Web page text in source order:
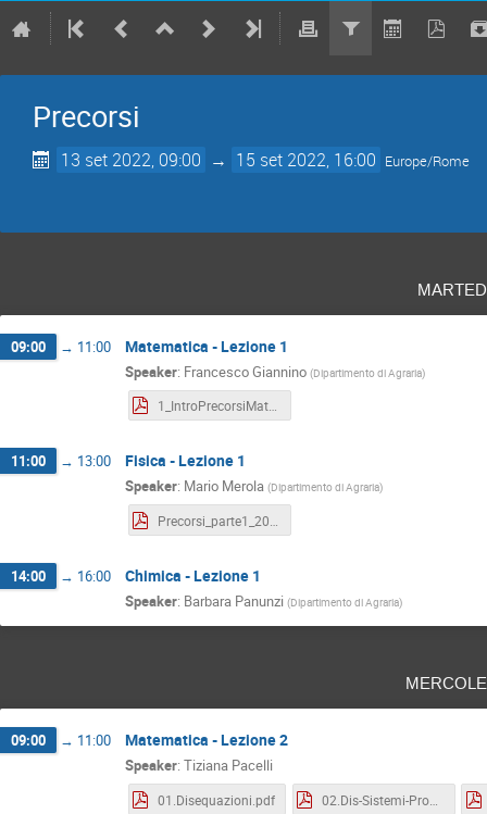
Precorsi
13 set 2022, 09:00 → 15 set 2022, 16:00 Europe/Rome
09:00 → 11:00 Matematica - Lezione 1
Speaker: Francesco Giannino (Dipartimento di Agraria)
1_IntroPrecorsiMatematica_CalLetterario_Insiemistica_Aritmetica22-23.pdf
11:00 → 13:00 Fisica - Lezione 1
Speaker: Mario Merola (Dipartimento di Agraria)
14:00 → 16:00 Chimica - Lezione 1
Speaker: Barbara Panunzi (Dipartimento di Agraria)
09:00 → 11:00 Matematica - Lezione 2
Speaker: Tiziana Pacelli
01.Disequazioni.pdf